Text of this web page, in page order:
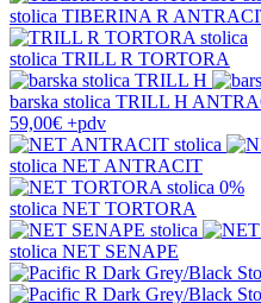
stolica TIBERINA R
stolica TRILL R TORTORA
barska stolica TRILL H
59,00€ +pdv
stolica NET ANTRACIT
0%
stolica NET TORTORA
stolica NET SENAPE